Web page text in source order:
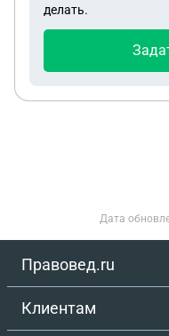
делать.
Дата
Правовед.ru
Клиентам